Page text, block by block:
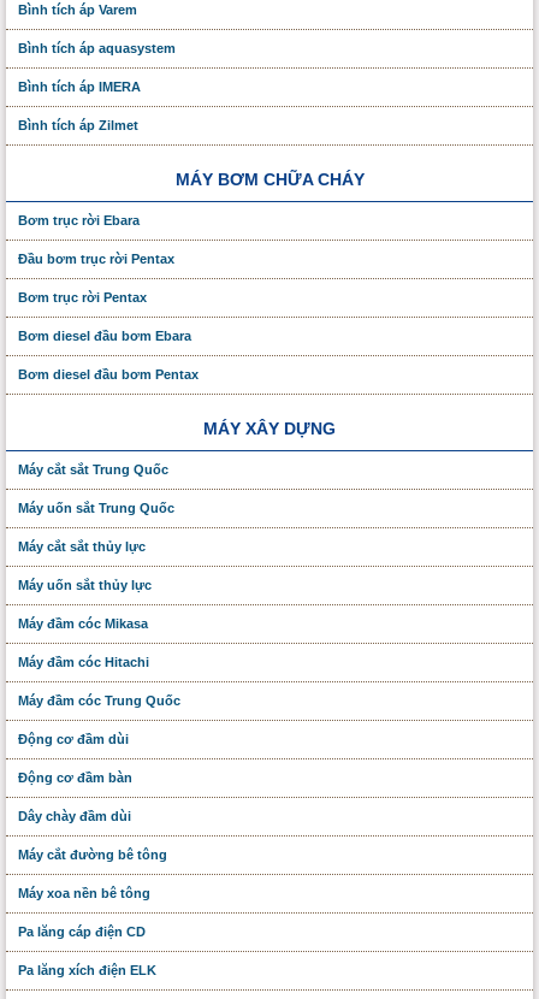
Bình tích áp Varem
Bình tích áp aquasystem
Bình tích áp IMERA
Bình tích áp Zilmet
MÁY BƠM CHỮA CHÁY
Bơm trục rời Ebara
Đầu bơm trục rời Pentax
Bơm trục rời Pentax
Bơm diesel đầu bơm Ebara
Bơm diesel đầu bơm Pentax
MÁY XÂY DỰNG
Máy cắt sắt Trung Quốc
Máy uốn sắt Trung Quốc
Máy cắt sắt thủy lực
Máy uốn sắt thủy lực
Máy đầm cóc Mikasa
Máy đầm cóc Hitachi
Máy đầm cóc Trung Quốc
Động cơ đầm dùi
Động cơ đầm bàn
Dây chày đầm dùi
Máy cắt đường bê tông
Máy xoa nền bê tông
Pa lăng cáp điện CD
Pa lăng xích điện ELK